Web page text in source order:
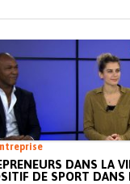
DANS LA
DE SPORT DANS